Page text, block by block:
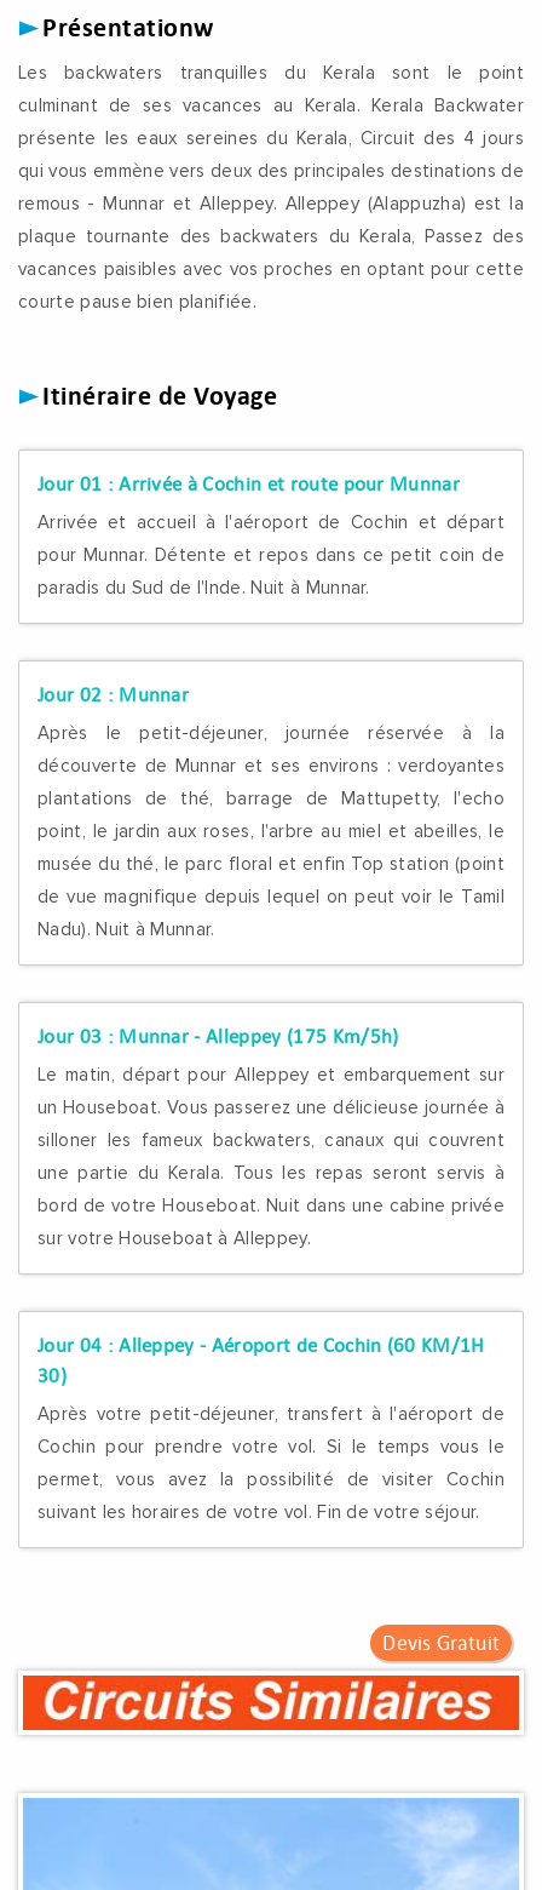
Présentationw
Les backwaters tranquilles du Kerala sont le point
culminant de ses vacances au Kerala. Kerala Backwater
présente les eaux sereines du Kerala, Circuit des 4 jours
qui vous emmène vers deux des principales destinations de
remous - Munnar et Alleppey. Alleppey (Alappuzha) est la
plaque tournante des backwaters du Kerala, Passez des
vacances paisibles avec vos proches en optant pour cette
courte pause bien planifiée.
Itinéraire de Voyage
Jour 01 : Arrivée à Cochin et route pour Munnar
Arrivée et accueil à l'aéroport de Cochin et départ
pour Munnar. Détente et repos dans ce petit coin de
paradis du Sud de l'Inde. Nuit à Munnar.
Jour 02 : Munnar
Après le petit-déjeuner, journée réservée à la
découverte de Munnar et ses environs : verdoyantes
plantations de thé, barrage de Mattupetty, l'echo
point, le jardin aux roses, l'arbre au miel et abeilles, le
musée du thé, le parc floral et enfin Top station (point
de vue magnifique depuis lequel on peut voir le Tamil
Nadu). Nuit à Munnar.
Jour 03 : Munnar - Alleppey (175 Km/5h)
Le matin, départ pour Alleppey et embarquement sur
un Houseboat. Vous passerez une délicieuse journée à
silloner les fameux backwaters, canaux qui couvrent
une partie du Kerala. Tous les repas seront servis à
bord de votre Houseboat. Nuit dans une cabine privée
sur votre Houseboat à Alleppey.
Jour 04 : Alleppey - Aéroport de Cochin (60 KM/1H
30)
Après votre petit-déjeuner, transfert à l'aéroport de
Cochin pour prendre votre vol. Si le temps vous le
permet, vous avez la possibilité de visiter Cochin
suivant les horaires de votre vol. Fin de votre séjour.
Devis Gratuit